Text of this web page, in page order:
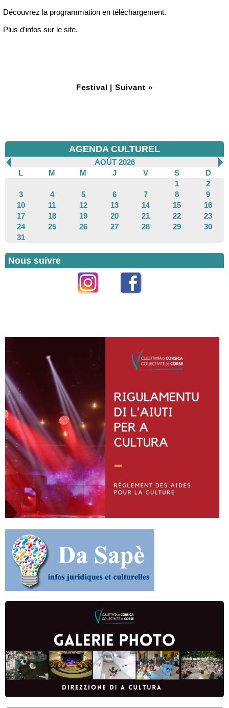
Découvrez la programmation en téléchargement.
Plus d'infos sur le site.
Festival | Suivant »
AGENDA CULTUREL
AOÛT 2026
L
M M J V S
D
1
2
3
4 5 6 7 8
9
10
11 12 13 14 15
16
17
18 19 20 21 22
23
24
25 26 27 28 29
30
31
Nous suivre